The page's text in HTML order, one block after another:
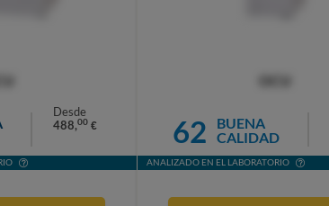
Desde
488,00 € 62
BUENA
CALIDAD
ANALIZADO EN EL LABORATORIO